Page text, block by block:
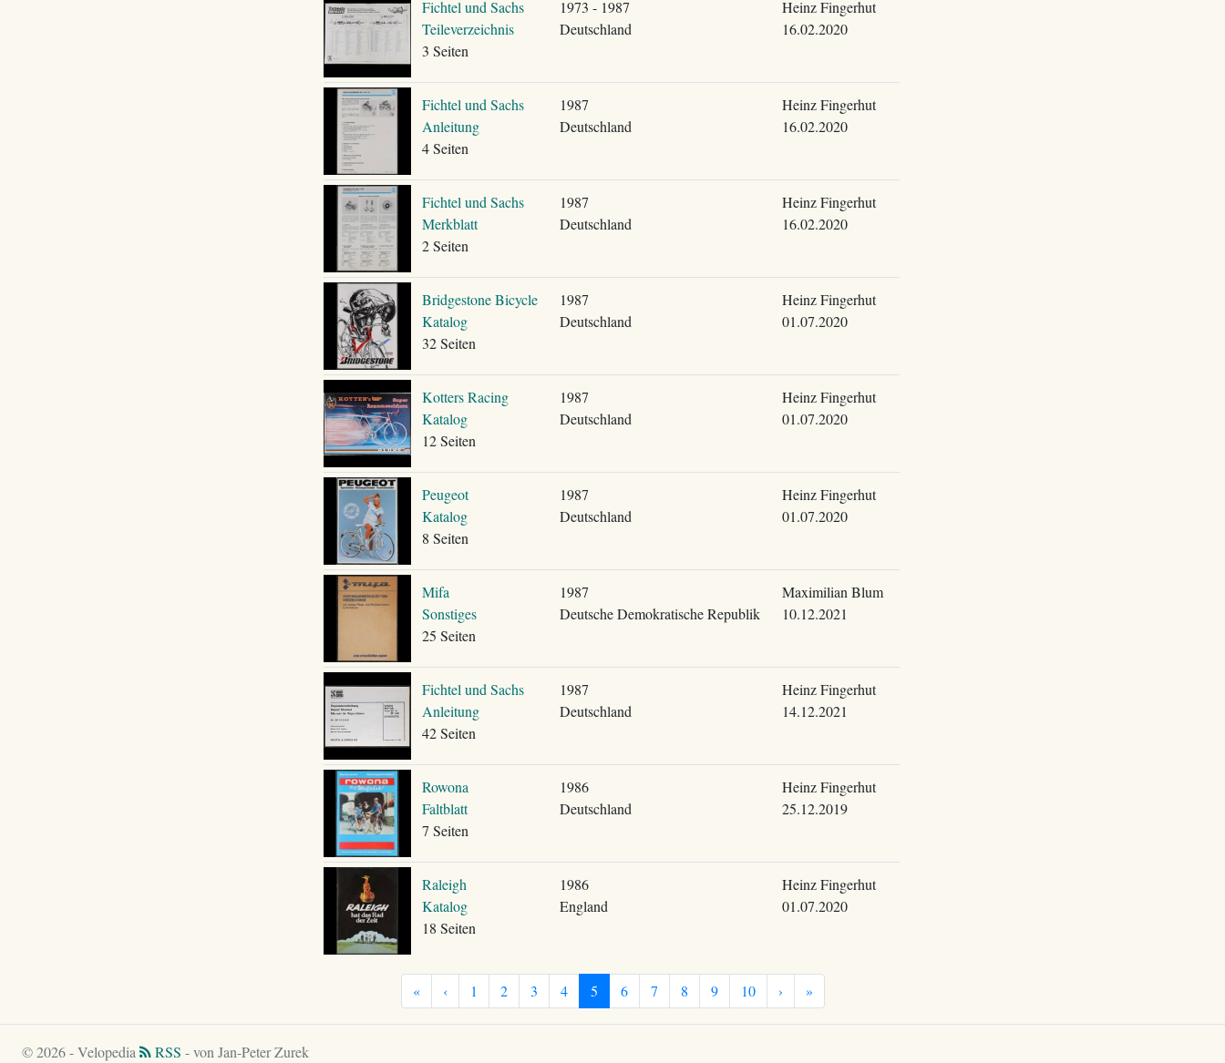
Fichtel und Sachs
Teileverzeichnis
3 Seiten
1973 - 1987
Deutschland
Heinz Fingerhut
16.02.2020
Fichtel und Sachs
Anleitung
4 Seiten
1987
Deutschland
Heinz Fingerhut
16.02.2020
Fichtel und Sachs
Merkblatt
2 Seiten
1987
Deutschland
Heinz Fingerhut
16.02.2020
Bridgestone Bicycle
Katalog
32 Seiten
1987
Deutschland
Heinz Fingerhut
01.07.2020
Kotters Racing
Katalog
12 Seiten
1987
Deutschland
Heinz Fingerhut
01.07.2020
Peugeot
Katalog
8 Seiten
1987
Deutschland
Heinz Fingerhut
01.07.2020
Mifa
Sonstiges
25 Seiten
1987
Deutsche Demokratische Republik
Maximilian Blum
10.12.2021
Fichtel und Sachs
Anleitung
42 Seiten
1987
Deutschland
Heinz Fingerhut
14.12.2021
Rowona
Faltblatt
7 Seiten
1986
Deutschland
Heinz Fingerhut
25.12.2019
Raleigh
Katalog
18 Seiten
1986
England
Heinz Fingerhut
01.07.2020
« ‹ 1 2 3 4 5 6 7 8 9 10 › »
© 2026 - Velopedia RSS - von Jan-Peter Zurek